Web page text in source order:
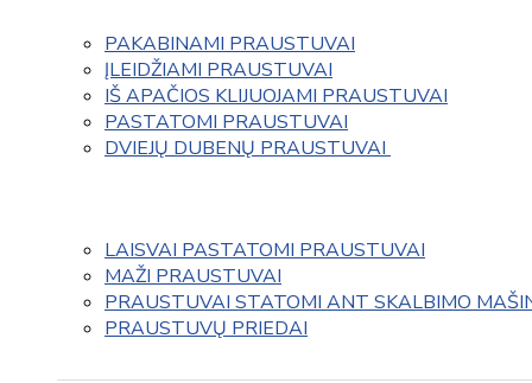
PAKABINAMI PRAUSTUVAI
ĮLEIDŽIAMI PRAUSTUVAI
IŠ APAČIOS KLIJUOJAMI PRAUSTUVAI
PASTATOMI PRAUSTUVAI
DVIEJŲ DUBENŲ PRAUSTUVAI
LAISVAI PASTATOMI PRAUSTUVAI
MAŽI PRAUSTUVAI
PRAUSTUVAI STATOMI ANT SKALBIMO
PRAUSTUVŲ PRIEDAI